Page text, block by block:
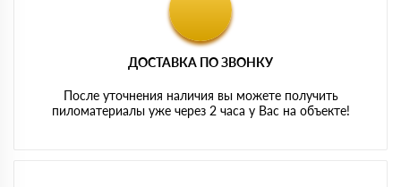
ДОСТАВКА ПО ЗВОНКУ
После уточнения наличия вы можете получить
пиломатериалы уже через 2 часа у Вас на объекте!